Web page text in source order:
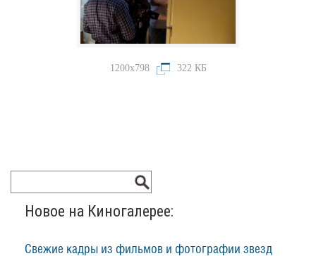
1200x798 322 КБ
Новое на Киногалерее:
Свежие кадры из фильмов и фотографии звезд